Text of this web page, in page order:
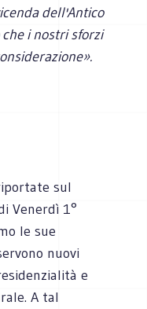
dell'Antico
i nostri sforzi
sul
Venerdì 1°
le sue
nuovi
e
A tal